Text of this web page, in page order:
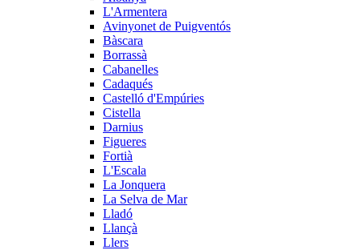
L'Armentera
Avinyonet de Puigventós
Bàscara
Borrassà
Cabanelles
Cadaqués
Castelló d'Empúries
Cistella
Darnius
Figueres
Fortià
L'Escala
La Jonquera
La Selva de Mar
Lladó
Llançà
Llers